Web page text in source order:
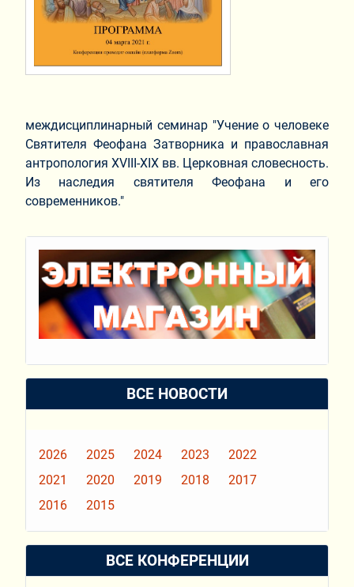
междисциплинарный семинар "Учение о человеке
Святителя Феофана Затворника и православная
антропология XVIII-XIX вв. Церковная словесность.
Из наследия святителя Феофана и его
современников."
ВСЕ НОВОСТИ
2026 2025 2024 2023
2022
2021
2020 2019 2018
2017
2016
2015
ВСЕ КОНФЕРЕНЦИИ